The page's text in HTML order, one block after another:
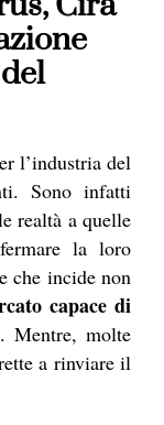
l’industria del
Sono infatti
realtà a quelle
la loro
che incide non
capace di
. Mentre, molte
a rinviare il